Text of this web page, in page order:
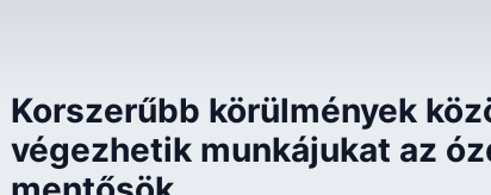
Korszerűbb körülmények
végezhetik munkájukat az